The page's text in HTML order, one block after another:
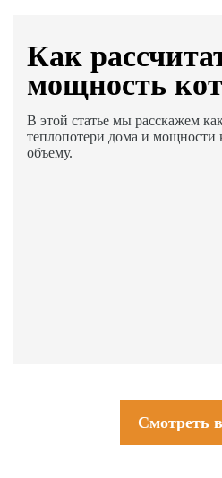
Как
мощность
В этой статье мы расскажем
теплопотери дома и мощности
объему.
Смотреть